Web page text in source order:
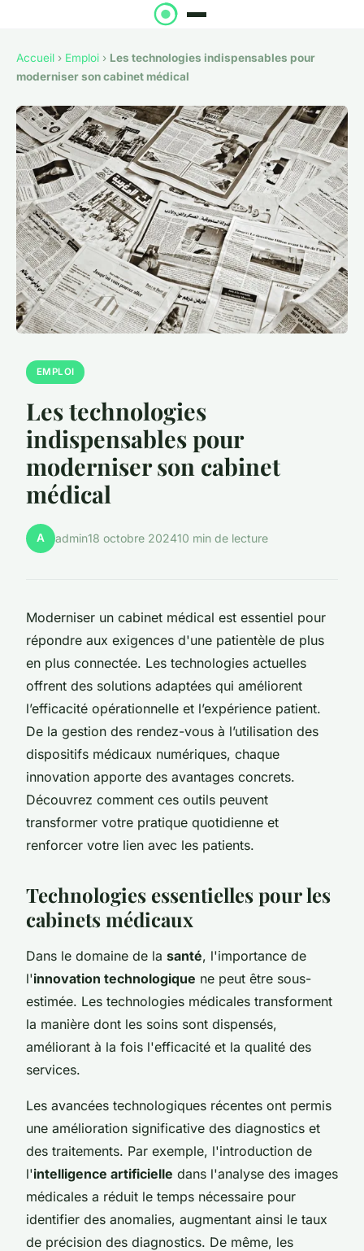
Accueil › Emploi › Les technologies indispensables pour
moderniser son cabinet médical
EMPLOI
Les technologies
indispensables pour
moderniser son cabinet
médical
A admin18 octobre 202410 min de lecture
Moderniser un cabinet médical est essentiel pour
répondre aux exigences d'une patientèle de plus
en plus connectée. Les technologies actuelles
offrent des solutions adaptées qui améliorent
l’efficacité opérationnelle et l’expérience patient.
De la gestion des rendez-vous à l’utilisation des
dispositifs médicaux numériques, chaque
innovation apporte des avantages concrets.
Découvrez comment ces outils peuvent
transformer votre pratique quotidienne et
renforcer votre lien avec les patients.
Technologies essentielles pour les
cabinets médicaux
Dans le domaine de la santé, l'importance de
l'innovation technologique ne peut être sous-
estimée. Les technologies médicales transforment
la manière dont les soins sont dispensés,
améliorant à la fois l'efficacité et la qualité des
services.
Les avancées technologiques récentes ont permis
une amélioration significative des diagnostics et
des traitements. Par exemple, l'introduction de
l'intelligence artificielle dans l'analyse des images
médicales a réduit le temps nécessaire pour
identifier des anomalies, augmentant ainsi le taux
de précision des diagnostics. De même, les